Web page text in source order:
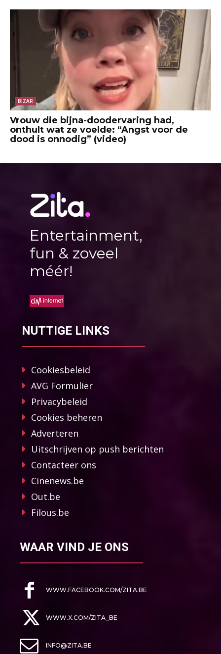
BIZAR
Vrouw die bijna-doodervaring had,
onthult wat ze voelde: “Angst voor de
dood is onnodig” (video)
Entertainment,
fun & zoveel
méér!
NUTTIGE LINKS
Cookiesbeleid
AVG Formulier
Privacybeleid
Cookies beheren
Adverteren
Uitschrijven op push berichten
Contacteer ons
Cinenews.be
Out.be
Filous.be
WAAR VIND JE ONS
WWW.FACEBOOK.COM/ZITA.BE
WWW.X.COM/ZITA_BE
INFO@ZITA.BE